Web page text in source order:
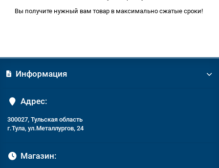
Вы получите нужный вам товар в максимально сжатые сроки!
Информация
Адрес:
300027, Тульская область
г.Тула, ул.Металлургов, 24
Магазин: